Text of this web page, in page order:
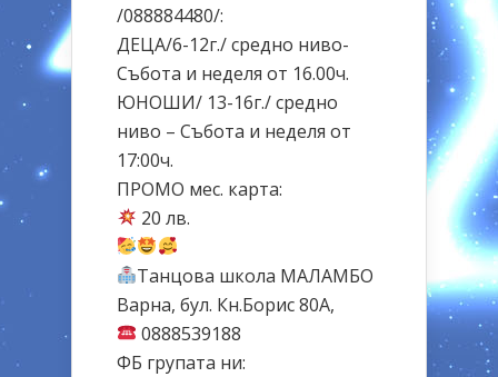
/088884480/:
ДЕЦА/6-12г./ средно ниво-
Събота и неделя от 16.00ч.
ЮНОШИ/ 13-16г./ средно
ниво – Събота и неделя от
17:00ч.
ПРОМО мес. карта:
20 лв.
Танцова школа МАЛАМБО
Варна, бул. Кн.Борис 80А,
0888539188
ФБ групата ни: